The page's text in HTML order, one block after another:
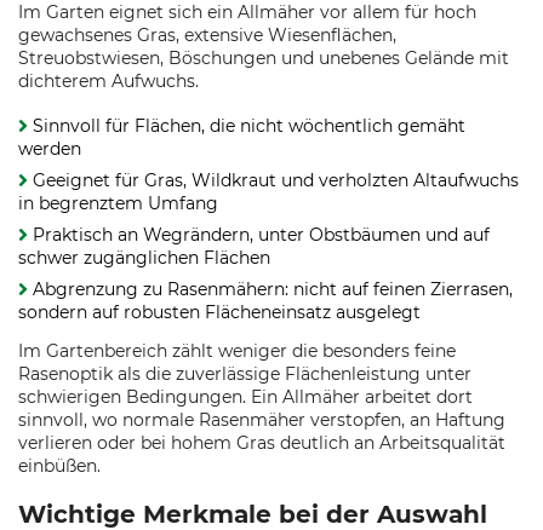
Im Garten eignet sich ein Allmäher vor allem für hoch
gewachsenes Gras, extensive Wiesenflächen,
Streuobstwiesen, Böschungen und unebenes Gelände mit
dichterem Aufwuchs.
Sinnvoll für Flächen, die nicht wöchentlich gemäht
werden
Geeignet für Gras, Wildkraut und verholzten Altaufwuchs
in begrenztem Umfang
Praktisch an Wegrändern, unter Obstbäumen und auf
schwer zugänglichen Flächen
Abgrenzung zu Rasenmähern: nicht auf feinen Zierrasen,
sondern auf robusten Flächeneinsatz ausgelegt
Im Gartenbereich zählt weniger die besonders feine
Rasenoptik als die zuverlässige Flächenleistung unter
schwierigen Bedingungen. Ein Allmäher arbeitet dort
sinnvoll, wo normale Rasenmäher verstopfen, an Haftung
verlieren oder bei hohem Gras deutlich an Arbeitsqualität
einbüßen.
Wichtige Merkmale bei der Auswahl